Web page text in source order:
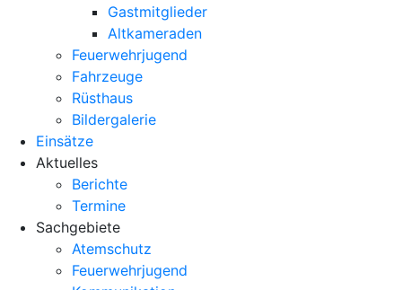
Gastmitglieder
Altkameraden
Feuerwehrjugend
Fahrzeuge
Rüsthaus
Bildergalerie
Einsätze
Aktuelles
Berichte
Termine
Sachgebiete
Atemschutz
Feuerwehrjugend